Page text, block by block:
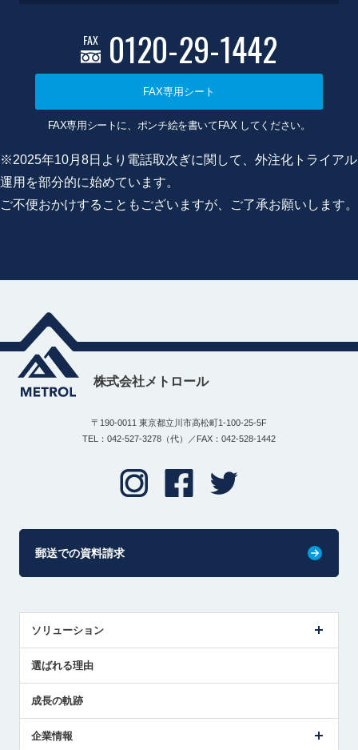
FAX 0120-29-1442
FAX専用シート
FAX専用シートに、ポンチ絵を書いてFAX してください。
※2025年10月8日より電話取次ぎに関して、外注化トライアル
運用を部分的に始めています。
ご不便おかけすることもございますが、ご了承お願いします。
株式会社メトロール
〒190-0011 東京都立川市高松町1-100-25-5F
TEL：042-527-3278（代）／FAX：042-528-1442
郵送での資料請求
ソリューション
解決策提案
選ばれる理由
成長の軌跡
企業情報